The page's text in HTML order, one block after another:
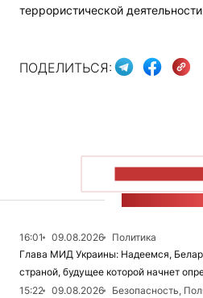
террористической
ПОДЕЛИТЬСЯ:
16:01 09.08.2026
Политика
Глава МИД Украины: Надеемся,
страной, будущее которой начнет
15:22
09.08.2026
Безопасность,